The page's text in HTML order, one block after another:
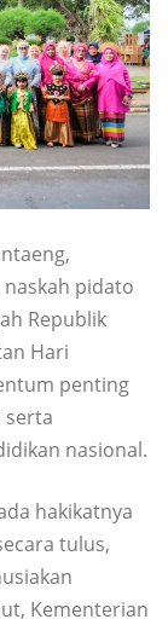
pidato
Republik
Hari
penting
serta
nasional.
hakikatnya
tulus,
Kementerian